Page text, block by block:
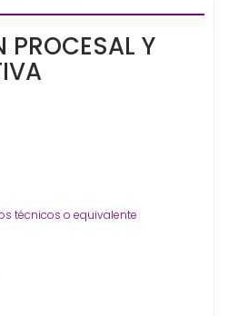
PROCESAL Y
técnicos o equivalente